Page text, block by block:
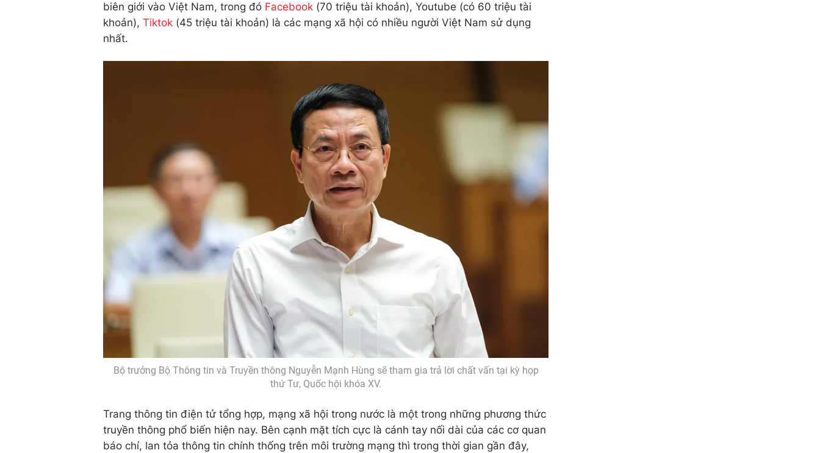
biên giới vào Việt Nam, trong đó Facebook (70 triệu tài khoản), Youtube (có 60 triệu tài
khoản), Tiktok (45 triệu tài khoản) là các mạng xã hội có nhiều người Việt Nam sử dụng
nhất.
Bộ trưởng Bộ Thông tin và Truyền thông Nguyễn Mạnh Hùng sẽ tham gia trả lời chất vấn tại kỳ họp
thứ Tư, Quốc hội khóa XV.
Trang thông tin điện tử tổng hợp, mạng xã hội trong nước là một trong những phương thức
truyền thông phổ biến hiện nay. Bên cạnh mặt tích cực là cánh tay nối dài của các cơ quan
báo chí, lan tỏa thông tin chính thống trên môi trường mạng thì trong thời gian gần đây,